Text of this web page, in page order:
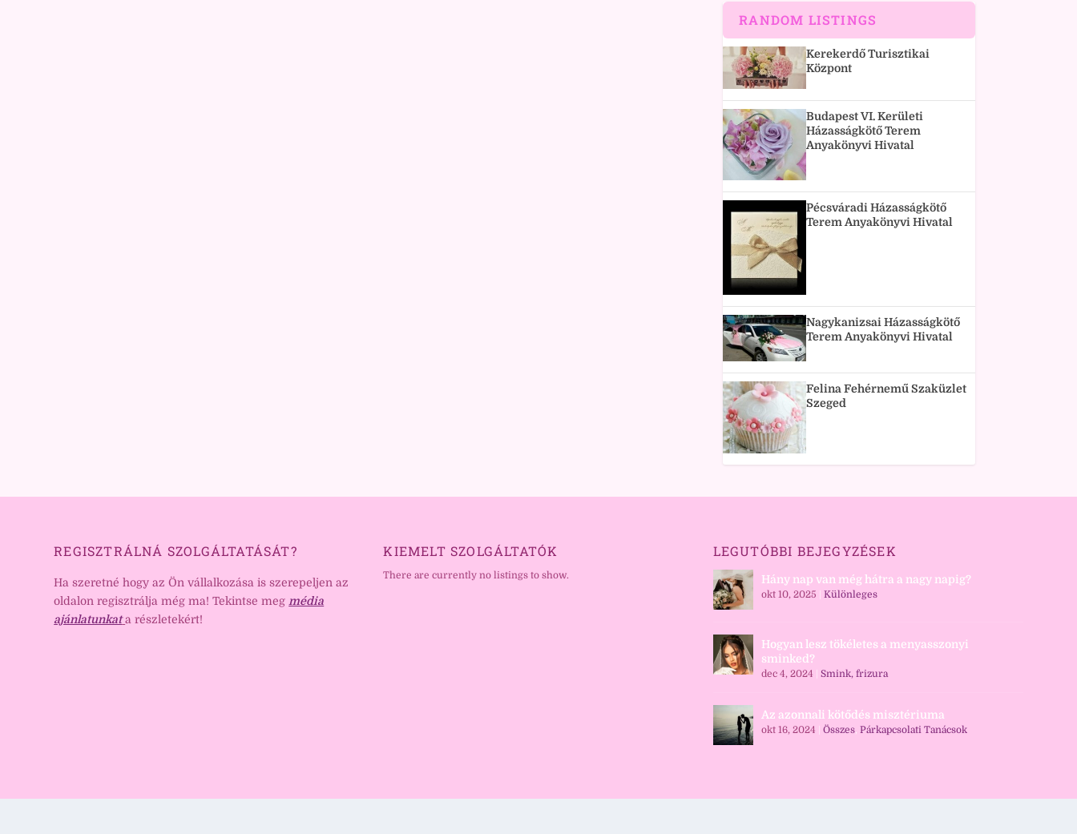
RANDOM LISTINGS
Kerekerdő Turisztikai
Központ
Budapest VI. Kerületi
Házasságkötő Terem
Anyakönyvi Hivatal
Pécsváradi Házasságkötő
Terem Anyakönyvi Hivatal
Nagykanizsai Házasságkötő
Terem Anyakönyvi Hivatal
Felina Fehérnemű Szaküzlet
Szeged
REGISZTRÁLNÁ SZOLGÁLTATÁSÁT?
Ha szeretné hogy az Ön vállalkozása is szerepeljen az
oldalon regisztrálja még ma! Tekintse meg média
ajánlatunkat a részletekért!
KIEMELT SZOLGÁLTATÓK
There are currently no listings to show.
LEGUTÓBBI BEJEGYZÉSEK
Hány nap van még hátra a nagy napig?
okt 10, 2025 Különleges
Hogyan lesz tökéletes a menyasszonyi
sminked?
dec 4, 2024 Smink, frizura
Az azonnali kötődés misztériuma
okt 16, 2024 Összes, Párkapcsolati Tanácsok